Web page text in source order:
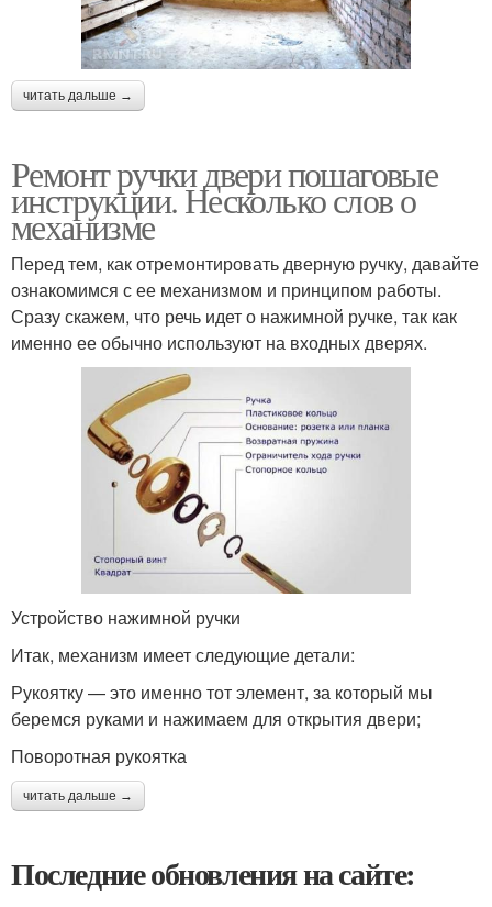
читать дальше →
Ремонт ручки двери пошаговые
инструкции. Несколько слов о
механизме
Перед тем, как отремонтировать дверную ручку, давайте
ознакомимся с ее механизмом и принципом работы.
Сразу скажем, что речь идет о нажимной ручке, так как
именно ее обычно используют на входных дверях.
Устройство нажимной ручки
Итак, механизм имеет следующие детали:
Рукоятку — это именно тот элемент, за который мы
беремся руками и нажимаем для открытия двери;
Поворотная рукоятка
читать дальше →
Последние обновления на сайте: